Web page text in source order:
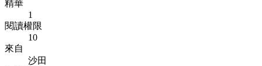
精華
1
閱讀權限
10
來自
沙田